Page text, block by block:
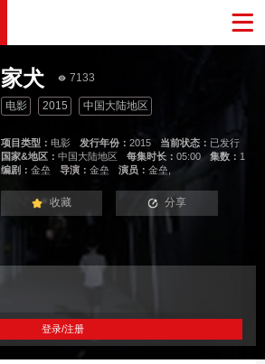
家犬 7133
电影 2015 中国大陆地区
项目类型： 电影 发行年份： 2015 当前状态： 已发行
国家&地区： 中国大陆地区 每集时长： 05:00 集数： 1
编剧： 金垒 导演： 金垒 演员： 金垒,
收藏 分享
登录/注册